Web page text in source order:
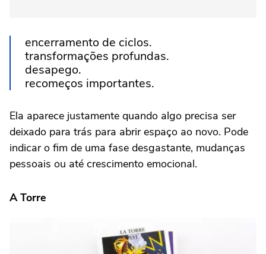
encerramento de ciclos.
transformações profundas.
desapego.
recomeços importantes.
Ela aparece justamente quando algo precisa ser
deixado para trás para abrir espaço ao novo. Pode
indicar o fim de uma fase desgastante, mudanças
pessoais ou até crescimento emocional.
A Torre